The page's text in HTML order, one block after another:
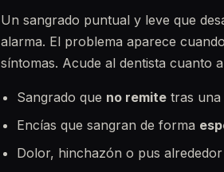
Un sangrado puntual y leve que
alarma. El problema aparece
síntomas. Acude al dentista cuanto
Sangrado que no remite tras una
Encías que sangran de forma
Dolor, hinchazón o pus alrededor